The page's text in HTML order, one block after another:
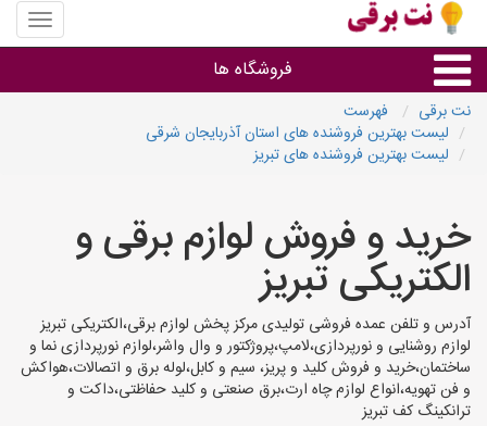
منوی
سایت
برقی
فروشگاه ها
روشنایی و نورپردازی
فروشنده های لوازم برقی
نت برقی
فهرست
لیست بهترین فروشنده های استان آذربایجان شرقی
لیست بهترین فروشنده های تبریز
خرید و فروش لوازم برقی و
الکتریکی تبریز
آدرس و تلفن عمده فروشی تولیدی مرکز پخش لوازم برقی،الکتریکی تبریز
لوازم روشنایی و نورپردازی،لامپ،پروژکتور و وال واشر،لوازم نورپردازی نما و
ساختمان،خرید و فروش کلید و پریز، سیم و کابل،لوله برق و اتصالات،هواکش
و فن تهویه،انواع لوازم چاه ارت،برق صنعتی و کلید حفاظتی،داکت و
ترانکینگ کف تبریز